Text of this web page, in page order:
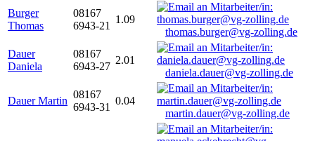
Burger
Thomas
08167
6943-21
1.09
thomas.burger@vg-zolling.de
Dauer
Daniela
08167
6943-27
2.01
daniela.dauer@vg-zolling.de
Dauer Martin
08167
6943-31
0.04
martin.dauer@vg-zolling.de